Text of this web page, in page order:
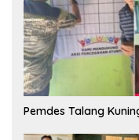
Pemdes Talang